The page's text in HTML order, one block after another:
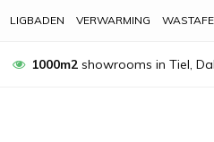
LIGBADEN VERWARMING
1000m2showrooms in Tiel,